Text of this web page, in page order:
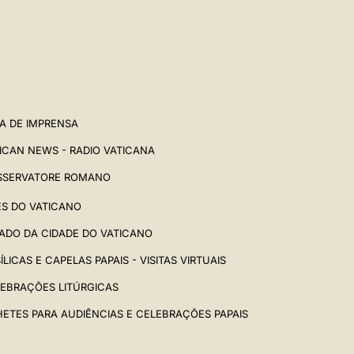
DE IMPRENSA
NEWS - RADIO VATICANA
ROMANO
DO VATICANO
DA CIDADE DO VATICANO
E CAPELAS PAPAIS - VISITAS VIRTUAIS
LITÚRGICAS
PARA AUDIÊNCIAS E CELEBRAÇÕES PAPAIS